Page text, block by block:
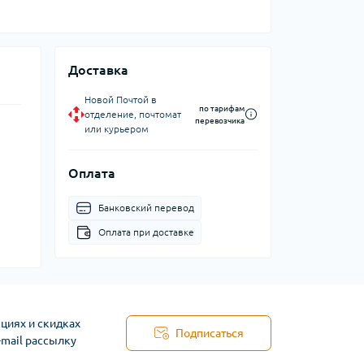
Доставка
Новой Почтой в
отделение, почтомат
или курьером
по тарифам
перевозчика
Оплата
Банковский перевод
Оплата при доставке
и скидках
рассылку
Подписаться